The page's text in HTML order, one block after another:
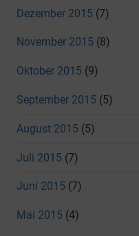
Dezember 2015 (7)
November 2015 (8)
Oktober 2015 (9)
September 2015 (5)
August 2015 (5)
Juli 2015 (7)
Juni 2015 (7)
Mai 2015 (4)